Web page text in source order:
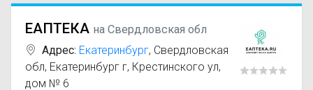
ЕАПТЕКА на Свердловская обл
Адрес: Екатеринбург, Свердловская
обл, Екатеринбург г, Крестинского ул,
дом № 6